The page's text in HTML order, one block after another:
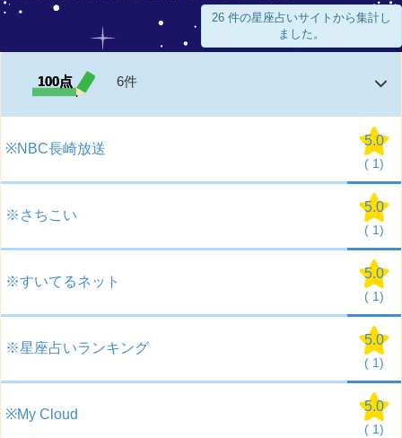
26 件の星座占いサイトから集計し
ました。
100点 6件
※NBC長崎放送
5.0
( 1)
※さちこい
5.0
( 1)
※すいてるネット
5.0
( 1)
※星座占いランキング
5.0
( 1)
※My Cloud
5.0
( 1)